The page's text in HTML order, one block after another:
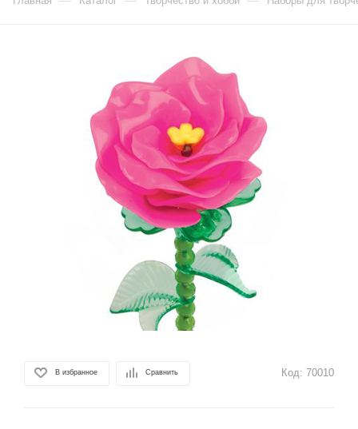
В избранное Сравнить Код: 70010